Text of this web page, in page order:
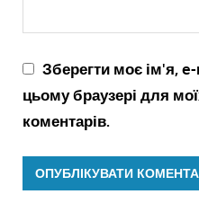
Зберегти моє ім'я,
цьому браузері для
коментарів.